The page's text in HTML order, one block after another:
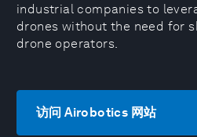
industrial companies to
drones without the need for
drone operators.
访问 Airobotics 网站